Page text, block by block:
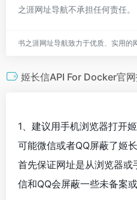
之涯网址导航不承担任何责任。
书之涯网址导航致力于优质、实用的
姬长信API For Docker官网
1、建议用手机浏览器打开
可能微信或者QQ屏蔽了姬
首先保证网址是从浏览器
信和QQ会屏蔽一些未备案或